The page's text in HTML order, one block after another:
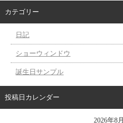
カテゴリー
日記
ショーウィンドウ
誕生日サンプル
投稿日カレンダー
2026年8月